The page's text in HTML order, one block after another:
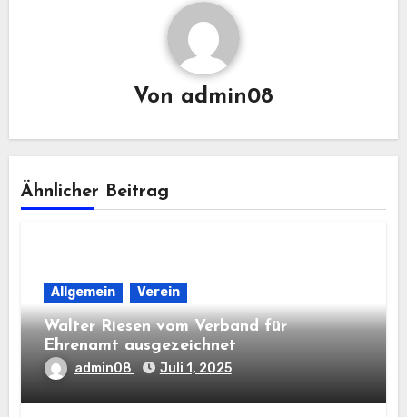
Von admin08
Ähnlicher Beitrag
Allgemein Verein
Walter Riesen vom Verband für
Ehrenamt ausgezeichnet
admin08 Juli 1, 2025